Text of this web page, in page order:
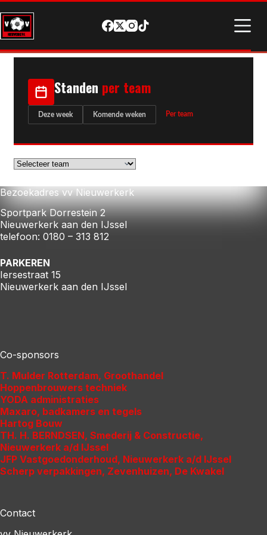
Standen per team
Deze week Komende weken Per team
Bezoekadres vv Nieuwerkerk
Sportpark Dorrestein 2
Nieuwerkerk aan den IJssel
telefoon: 0180 – 313 812
PARKEREN
Iersestraat 15
Nieuwerkerk aan den IJssel
Co-sponsors
T. Mulder Rotterdam, Groothandel
Hoppenbrouwers techniek
YODA administraties
Maxaro, badkamers en tegels
Hartog Bouw
TH. H. BERNDSEN, Smederij & Constructie,
Nieuwerkerk a/d IJssel
JFP Vastgoedonderhoud, Nieuwerkerk a/d IJssel
Scherp verpakkingen, Zevenhuizen, De Kwakel
Contact